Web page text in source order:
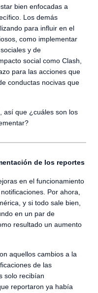
bien enfocadas a
Los demás
para influir en el
como implementar
y de
social como Clash,
para las acciones que
conductas nocivas que
así que ¿cuáles son los
de los reportes
en el funcionamiento
Por ahora,
y si todo sale bien,
en un par de
resultado un aumento
aquellos cambios a la
de las
solo recibían
reportaron ya había